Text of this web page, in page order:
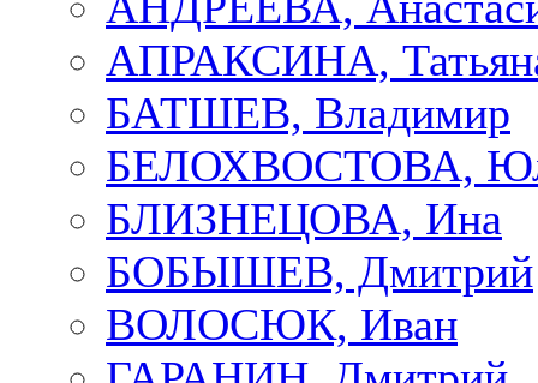
АПРАКСИНА,
БАТШЕВ, Владимир
БЕЛОХВОСТОВА,
БЛИЗНЕЦОВА, Ина
БОБЫШЕВ, Дмитрий
ВОЛОСЮК, Иван